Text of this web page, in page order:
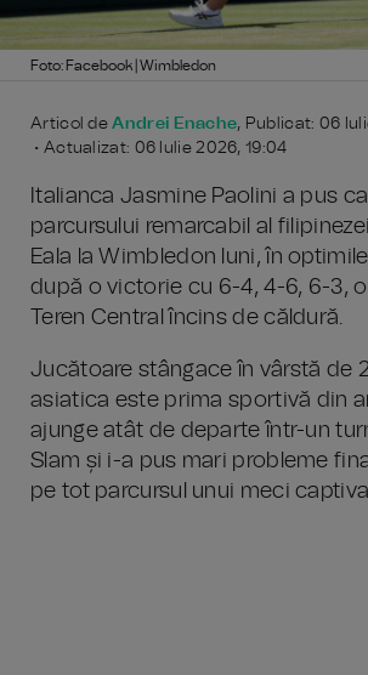
Foto: Facebook | Wimbledon
Articol deAndrei Enache, Publicat: 06
• Actualizat: 06 Iulie 2026, 19:04
Italianca Jasmine Paolini a pus
parcursului remarcabil al
Eala la Wimbledon luni, în
după o victorie cu 6-4, 4-6, 6-3,
Teren Central încins de căldură.
Jucătoare stângace în vârstă de
asiatica este prima sportivă din
ajunge atât de departe într-un
Slam și i-a pus mari probleme
pe tot parcursul unui meci